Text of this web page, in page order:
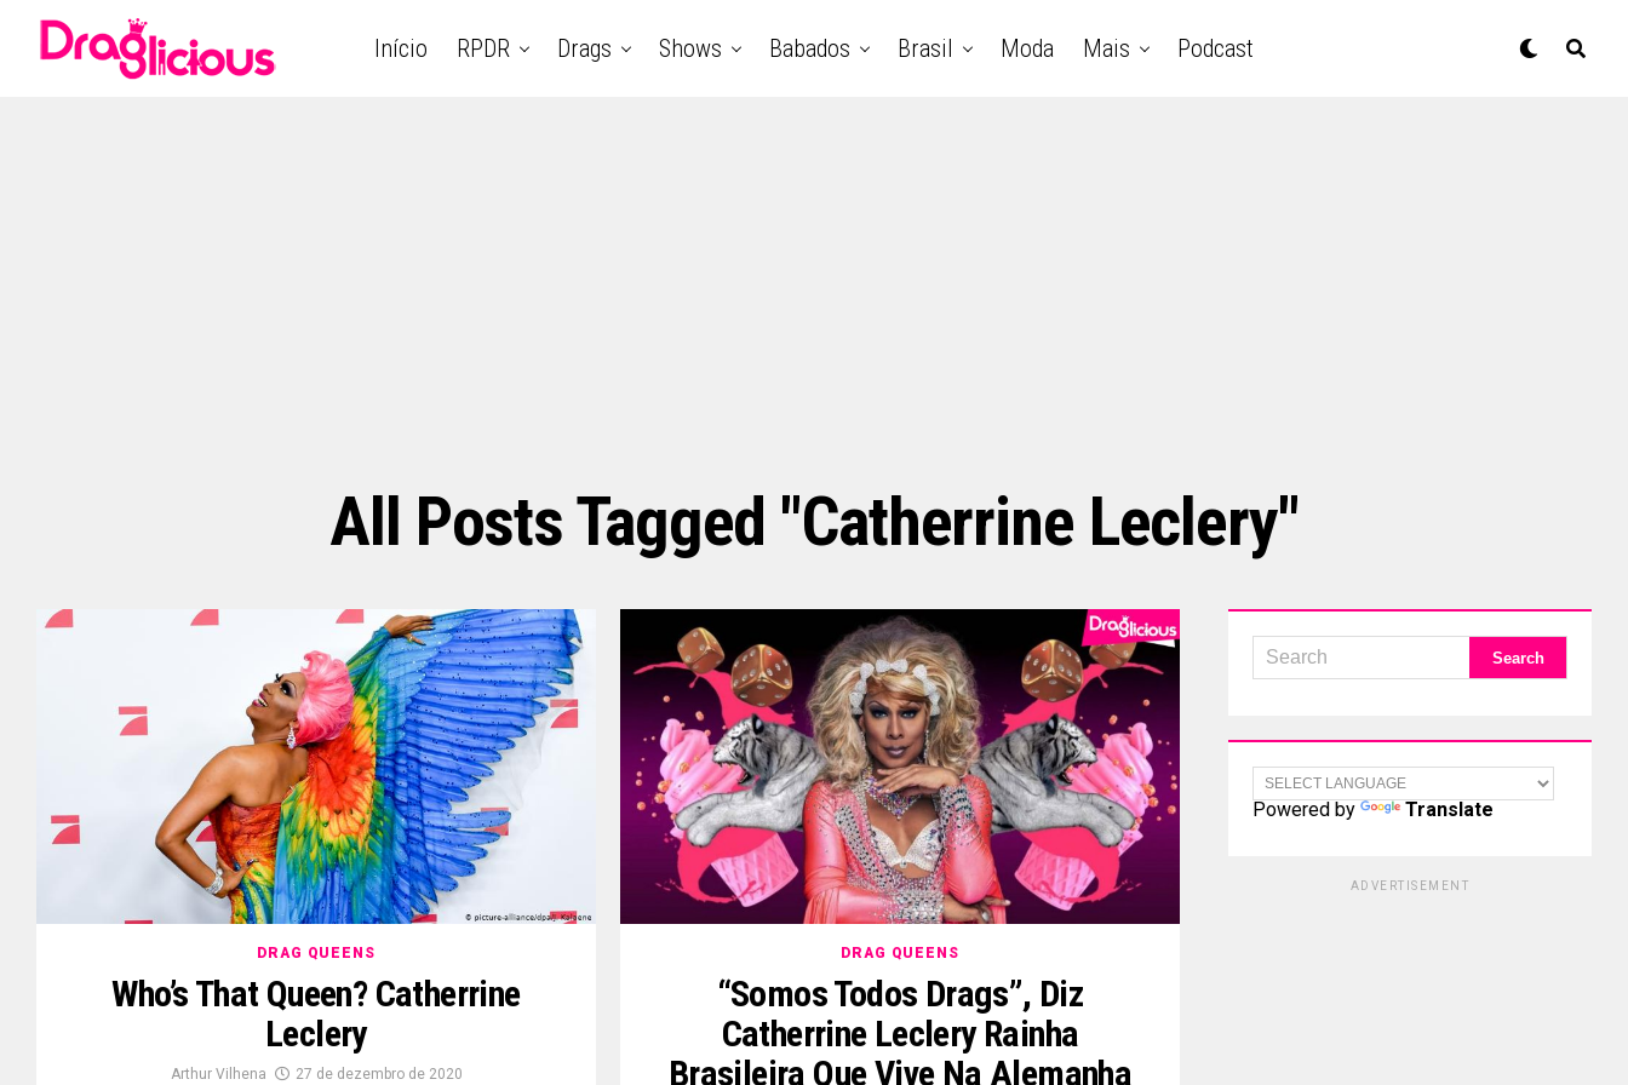
Início RPDR Drags Shows Babados Brasil Moda Mais Podcast
All Posts Tagged "catherrine Leclery"
DRAG QUEENS
Who’s That Queen? Catherrine
Leclery
Arthur Vilhena 27 de dezembro de 2020
DRAG QUEENS
“Somos Todos Drags”, Diz
Catherrine Leclery Rainha
Brasileira Que Vive Na Alemanha
Powered by Translate
ADVERTISEMENT